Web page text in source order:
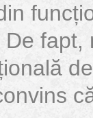
fapt,